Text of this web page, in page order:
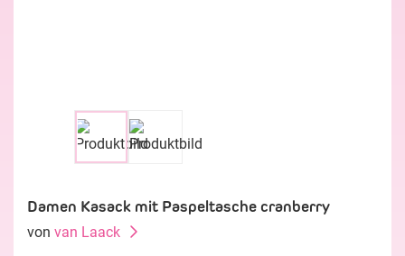
Damen Kasack mit Paspeltasche cranberry
von van Laack